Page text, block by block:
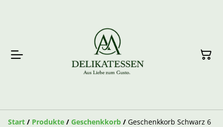
Start / Produkte / Geschenkkorb / Geschenkkorb Schwarz 6